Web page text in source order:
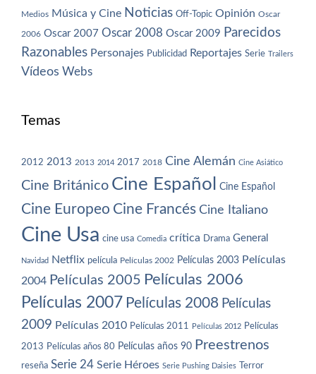
Medios Música y Cine Noticias Off-Topic Opinión Oscar
2006 Oscar 2007 Oscar 2008 Oscar 2009 Parecidos
Razonables Personajes Publicidad Reportajes Serie Trailers
Vídeos Webs
Temas
2012 2013 2013 2014 2017 2018 Cine Alemán Cine Asiático
Cine Británico Cine Español Cine Español
Cine Europeo Cine Francés Cine Italiano
Cine Usa cine usa Comedia crítica Drama General
Navidad Netflix película Películas 2002 Películas 2003 Películas
2004 Películas 2005 Películas 2006
Películas 2007 Películas 2008 Películas
2009 Películas 2010 Películas 2011 Películas 2012 Películas
2013 Películas años 80 Películas años 90 Preestrenos
reseña Serie 24 Serie Héroes Serie Pushing Daisies Terror